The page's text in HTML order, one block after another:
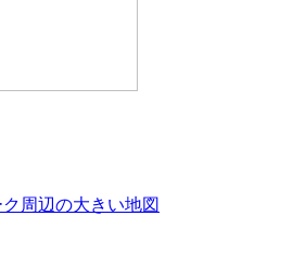
周辺の大きい地図